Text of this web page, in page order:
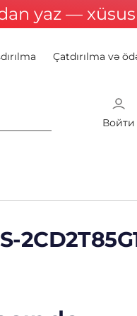
yaz —
Çatdırılma və
Войти